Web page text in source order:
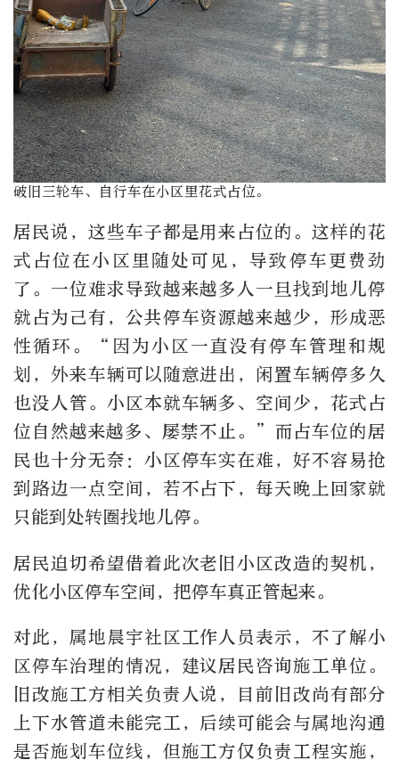
破旧三轮车、自行车在小区里花式占位。
居民说，这些车子都是用来占位的。这样的花
式占位在小区里随处可见，导致停车更费劲
了。一位难求导致越来越多人一旦找到地儿停
就占为己有，公共停车资源越来越少，形成恶
性循环。“因为小区一直没有停车管理和规
划，外来车辆可以随意进出，闲置车辆停多久
也没人管。小区本就车辆多、空间少，花式占
位自然越来越多、屡禁不止。”而占车位的居
民也十分无奈：小区停车实在难，好不容易抢
到路边一点空间，若不占下，每天晚上回家就
只能到处转圈找地儿停。
居民迫切希望借着此次老旧小区改造的契机，
优化小区停车空间，把停车真正管起来。
对此，属地晨宇社区工作人员表示，不了解小
区停车治理的情况，建议居民咨询施工单位。
旧改施工方相关负责人说，目前旧改尚有部分
上下水管道未能完工，后续可能会与属地沟通
是否施划车位线，但施工方仅负责工程实施，